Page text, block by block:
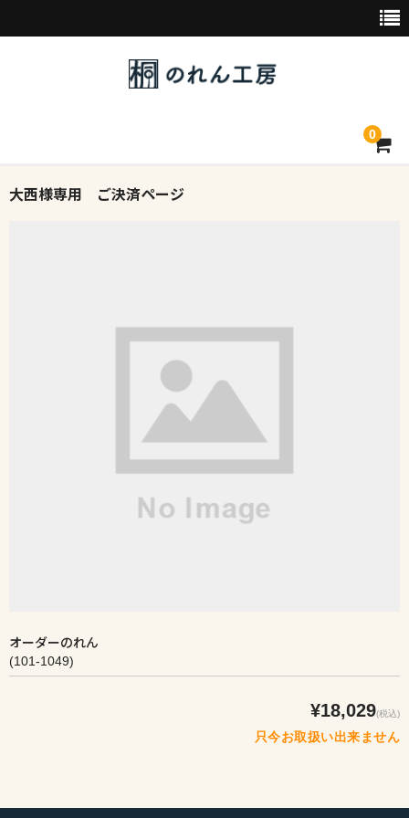
0
トップページ
大西様専用 ご決済ページ
オーダーのれん
(101-1049)
¥18,029(税込)
只今お取扱い出来ません